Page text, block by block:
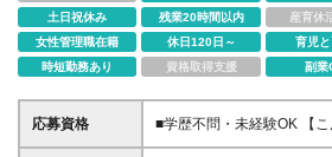
土日祝休み
残業20時間以内 産育休
女性管理職在籍
休日120日～ 育児
時短勤務あり
資格取得支援 副業
応募資格
■学歴不問・未経験OK 【こんな方におすすめ】
⭕「自信はないけど、頑